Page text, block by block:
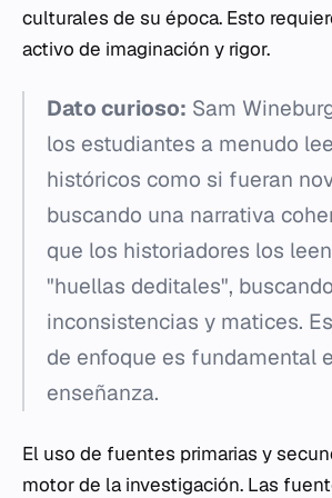
culturales de su época. Esto
activo de imaginación y rigor.
Dato curioso: Sam
los estudiantes a menudo
históricos como si fueran
buscando una narrativa
que los historiadores los
"huellas deditales", buscando
inconsistencias y matices.
de enfoque es fundamental
enseñanza.
El uso de fuentes primarias y
motor de la investigación. Las